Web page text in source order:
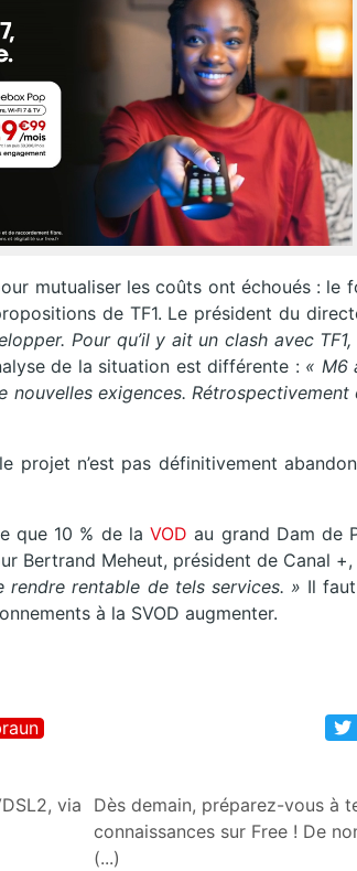
mutualiser les coûts ont échoués : le
de TF1. Le président du
Pour qu’il y ait un clash avec
de la situation est différente :« M6
nouvelles exigences. Rétrospectivement
projet n’est pas définitivement
que 10 % de la VODau grand Dam de
Bertrand Meheut, président de Canal
rendre rentable de tels services. » Il
à la SVOD augmenter.
via
Dès demain, préparez-vous à
connaissances sur Free ! De
(...)